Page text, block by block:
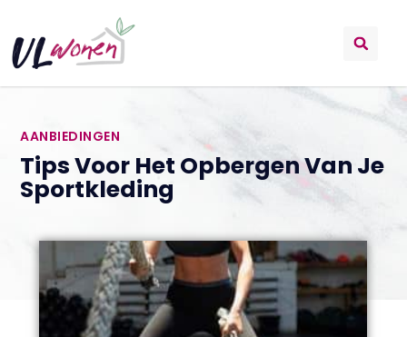
AANBIEDINGEN
Tips Voor Het Opbergen Van Je
Sportkleding